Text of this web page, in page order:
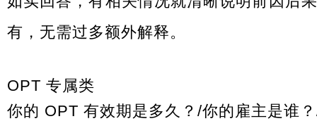
有，无需过多额外解释。
OPT 专属类
你的 OPT 有效期是多久？/你的雇主是谁